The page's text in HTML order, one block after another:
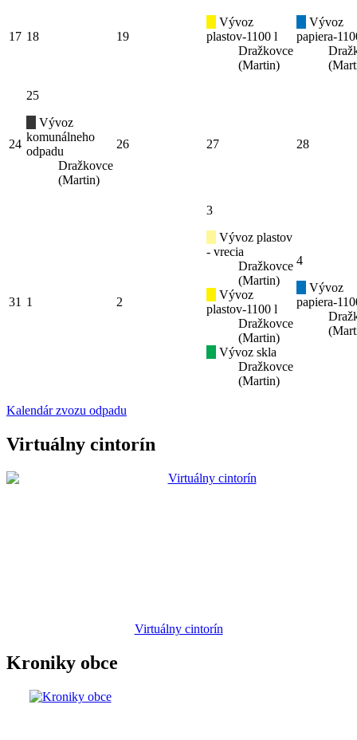
17 18 19
Vývoz
plastov-1100 l
Dražkovce
(Martin)
Vývoz
papiera-
24
25
Vývoz
komunálneho
odpadu
Dražkovce
(Martin)
26 27 28
31 1 2
3
Vývoz plastov
- vrecia
Dražkovce
(Martin)
Vývoz
plastov-1100 l
Dražkovce
(Martin)
Vývoz skla
Dražkovce
(Martin)
4
Vývoz
papiera-
Kalendár zvozu odpadu
Virtuálny cintorín
Virtuálny cintorín
Kroniky obce